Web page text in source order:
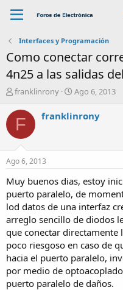
Interfaces y Programación
Como conectar
4n25 a las salidas
A
t
o
r
franklinrony
F
c
n
c
i
o
Ago 6, 2013
F franklinrony
Ago 6, 2013
Muy buenos dias, estoy
puerto paralelo, de
lod datos de una interfaz
arreglo sencillo de diodos
que conectar directamente
poco riesgoso en caso de
hacia el puerto paralelo,
por medio de
puerto paralelo de daños.